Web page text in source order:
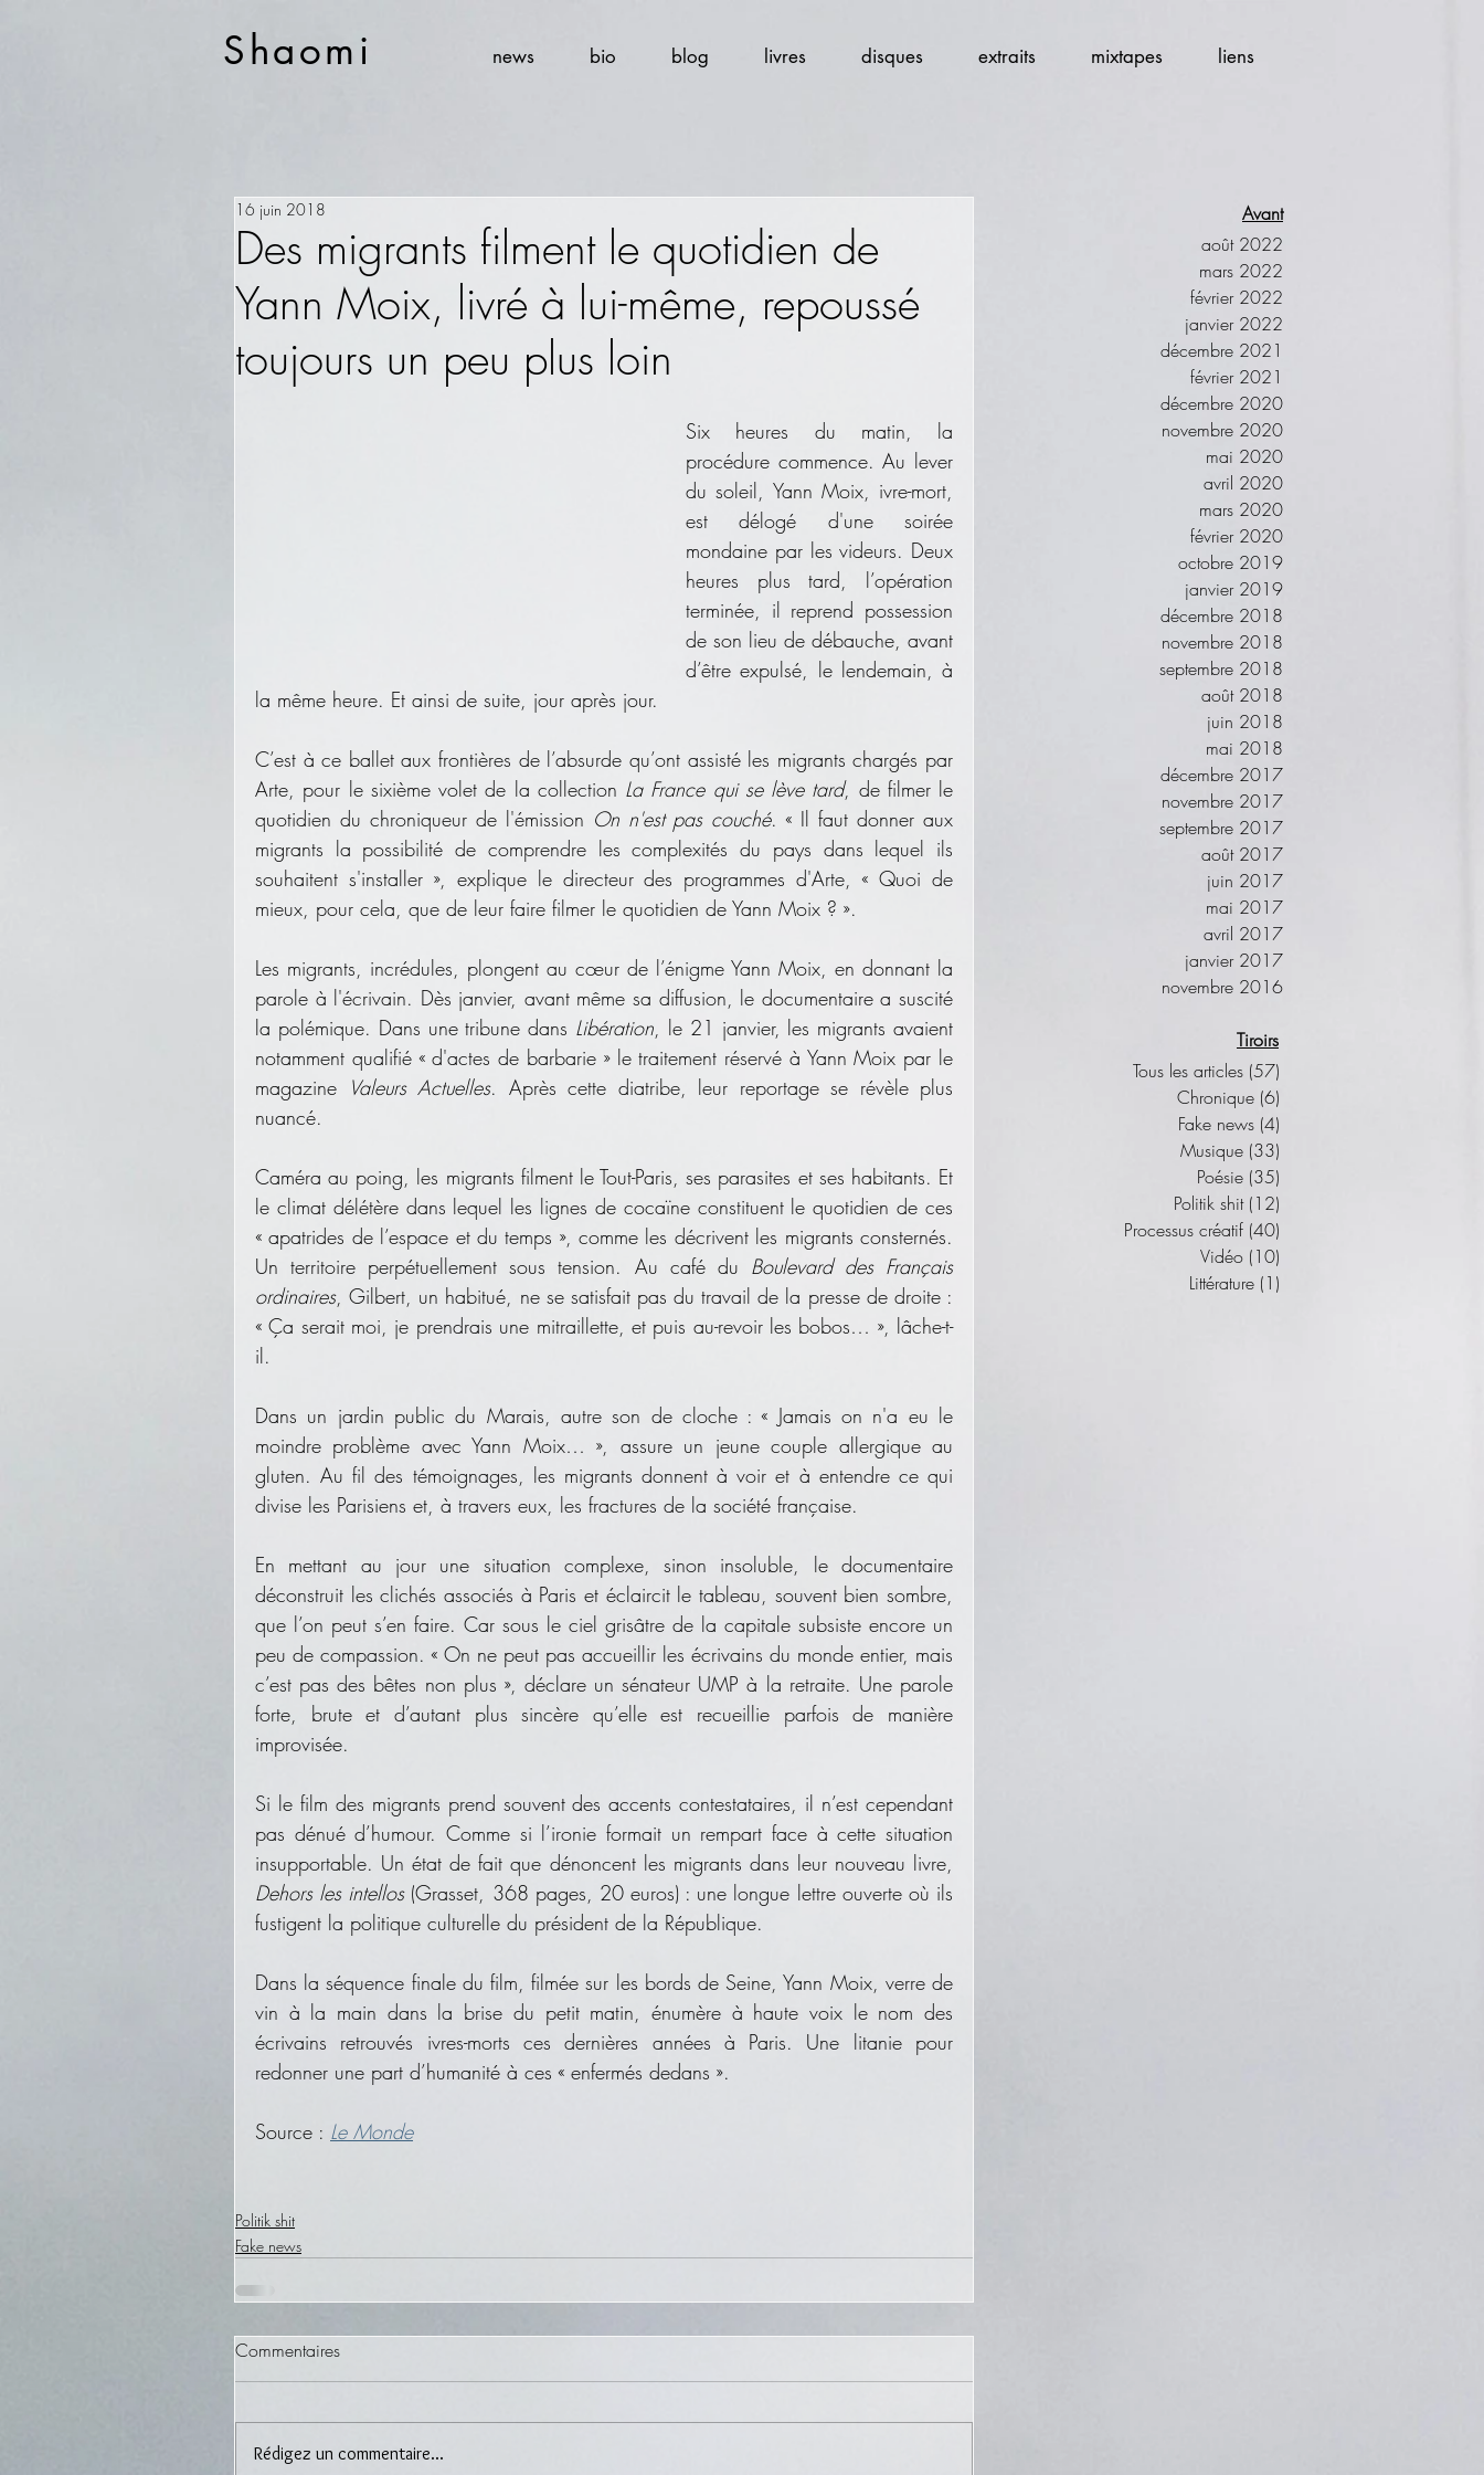
Shaomi news bio blog livres disques extraits mixtapes liens
Des migrants filment le quotidien de
Yann Moix, livré à lui-même, repoussé
toujours un peu plus loin
16 juin 2018
Six heures du matin, la
procédure commence. Au lever
du soleil, Yann Moix, ivre-mort,
est délogé d'une soirée
mondaine par les videurs. Deux
heures plus tard, l’opération
terminée, il reprend possession
de son lieu de débauche, avant
d’être expulsé, le lendemain, à
la même heure. Et ainsi de suite, jour après jour.
C’est à ce ballet aux frontières de l’absurde qu’ont assisté les migrants chargés par
Arte, pour le sixième volet de la collection La France qui se lève tard, de filmer le
quotidien du chroniqueur de l'émission On n'est pas couché. « Il faut donner aux
migrants la possibilité de comprendre les complexités du pays dans lequel ils
souhaitent s'installer », explique le directeur des programmes d'Arte, « Quoi de
mieux, pour cela, que de leur faire filmer le quotidien de Yann Moix ? ».
Les migrants, incrédules, plongent au cœur de l’énigme Yann Moix, en donnant la
parole à l'écrivain. Dès janvier, avant même sa diffusion, le documentaire a suscité
la polémique. Dans une tribune dans Libération, le 21 janvier, les migrants avaient
notamment qualifié « d'actes de barbarie » le traitement réservé à Yann Moix par le
magazine Valeurs Actuelles. Après cette diatribe, leur reportage se révèle plus
nuancé.
Caméra au poing, les migrants filment le Tout-Paris, ses parasites et ses habitants. Et
le climat délétère dans lequel les lignes de cocaïne constituent le quotidien de ces
« apatrides de l’espace et du temps », comme les décrivent les migrants consternés.
Un territoire perpétuellement sous tension. Au café du Boulevard des Français
ordinaires, Gilbert, un habitué, ne se satisfait pas du travail de la presse de droite :
« Ça serait moi, je prendrais une mitraillette, et puis au-revoir les bobos… », lâche-t-
il.
Dans un jardin public du Marais, autre son de cloche : « Jamais on n'a eu le
moindre problème avec Yann Moix… », assure un jeune couple allergique au
gluten. Au fil des témoignages, les migrants donnent à voir et à entendre ce qui
divise les Parisiens et, à travers eux, les fractures de la société française.
En mettant au jour une situation complexe, sinon insoluble, le documentaire
déconstruit les clichés associés à Paris et éclaircit le tableau, souvent bien sombre,
que l’on peut s’en faire. Car sous le ciel grisâtre de la capitale subsiste encore un
peu de compassion. « On ne peut pas accueillir les écrivains du monde entier, mais
c’est pas des bêtes non plus », déclare un sénateur UMP à la retraite. Une parole
forte, brute et d’autant plus sincère qu’elle est recueillie parfois de manière
improvisée.
Si le film des migrants prend souvent des accents contestataires, il n’est cependant
pas dénué d’humour. Comme si l’ironie formait un rempart face à cette situation
Dehors les intellos (Grasset, 368 pages, 20 euros) : une longue lettre ouverte où ils
fustigent la politique culturelle du président de la République.
Dans la séquence finale du film, filmée sur les bords de Seine, Yann Moix, verre de
vin à la main dans la brise du petit matin, énumère à haute voix le nom des
écrivains retrouvés ivres-morts ces dernières années à Paris. Une litanie pour
redonner une part d’humanité à ces « enfermés dedans ».
Source : Le Monde
Politik shit
Fake news
Commentaires
Rédigez un commentaire...
Avant
août 2022
mars 2022
février 2022
janvier 2022
décembre 2021
février 2021
décembre 2020
novembre 2020
mai 2020
avril 2020
mars 2020
février 2020
octobre 2019
janvier 2019
décembre 2018
novembre 2018
septembre 2018
août 2018
juin 2018
mai 2018
décembre 2017
novembre 2017
septembre 2017
août 2017
juin 2017
mai 2017
avril 2017
janvier 2017
novembre 2016
Tiroirs
Tous les articles (57)
Chronique (6)
Fake news (4)
Musique (33)
Poésie (35)
Politik shit (12)
Processus créatif (40)
Vidéo (10)
Littérature (1)